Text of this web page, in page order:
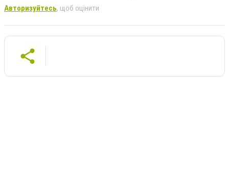
Авторизуйтесь, щоб оцінити